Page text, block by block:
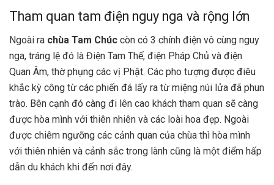
Tham quan tam điện nguy nga và rộng lớn
Ngoài ra chùa Tam Chúc còn có 3 chính điện vô cùng nguy
nga, tráng lệ đó là Điện Tam Thế, điện Pháp Chủ và điện
Quan Âm, thờ phụng các vị Phật. Các pho tượng được điêu
khắc kỳ công từ các phiến đá lấy ra từ miệng núi lửa đã phun
trào. Bên cạnh đó càng đi lên cao khách tham quan sẽ càng
được hòa mình với thiên nhiên và các loài hoa đẹp. Ngoài
được chiêm ngưỡng các cảnh quan của chùa thì hòa mình
với thiên nhiên và cảnh sắc trong lành cũng là một điểm hấp
dẫn du khách khi đến nơi đây.